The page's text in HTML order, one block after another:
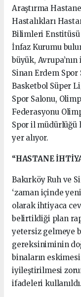
Araştırma
Hastalıkları
Bilimleri Enstitüsü
İnfaz Kurumu
büyük,
Sinan Erdem Spor
Basketbol Süper
Spor Salonu,
Federasyonu
Spor il müdürlüğü
yer alıyor.
“HASTANE
Bakırköy Ruh ve
‘zaman içinde
olarak ihtiyaca
belirtildiği plan
yetersiz gelmeye
gereksiniminin
binaların eskimesi
iyileştirilmesi
ifadeleri kullanıldı.